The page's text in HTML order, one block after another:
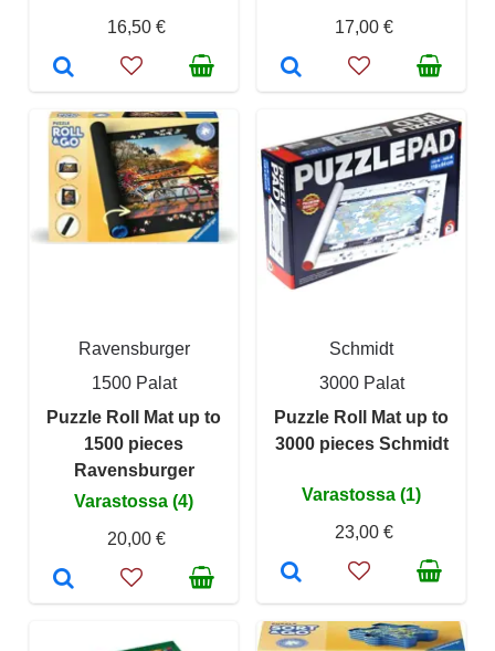
16,50 €
17,00 €
Ravensburger
1500 Palat
Puzzle Roll Mat up to
1500 pieces
Ravensburger
Varastossa (4)
20,00 €
Schmidt
3000 Palat
Puzzle Roll Mat up to
3000 pieces Schmidt
Varastossa (1)
23,00 €